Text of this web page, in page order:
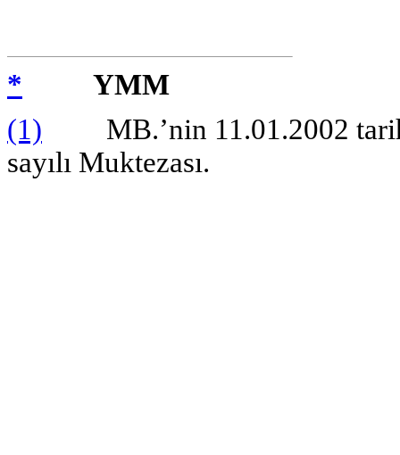
*
YMM
(1) MB.’nin 11.01.2002 tarih
sayılı Muktezası.